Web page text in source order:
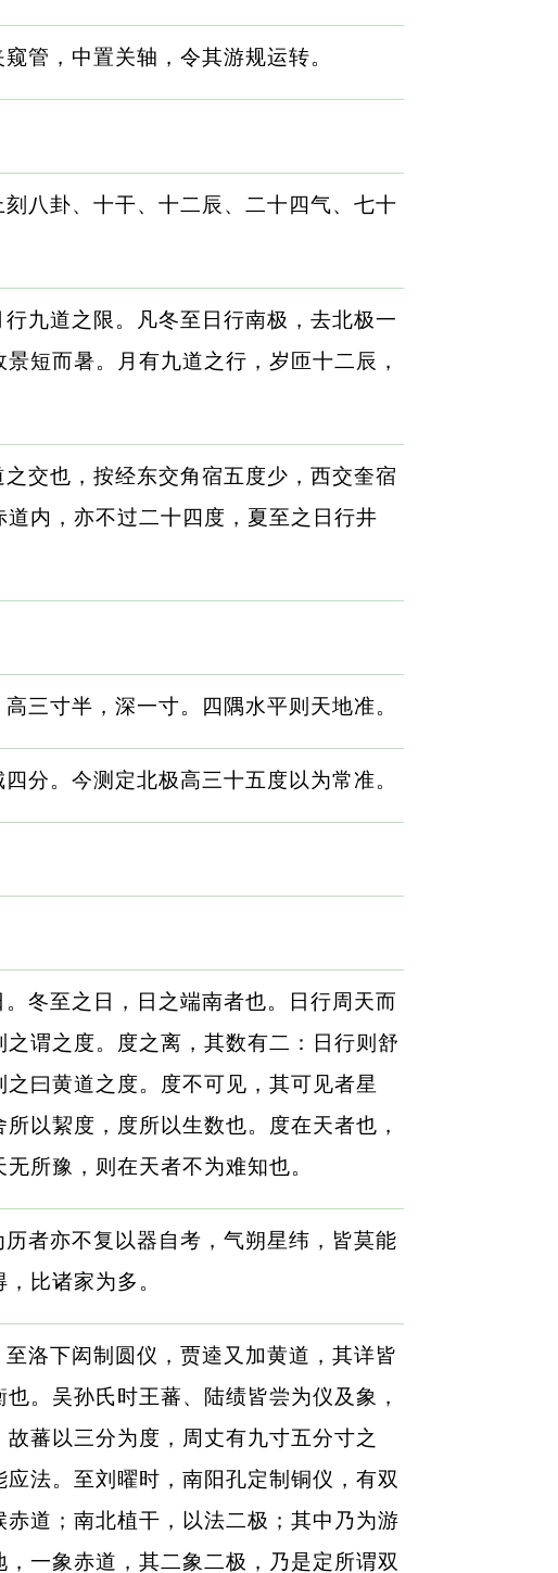
管，中置关轴，令其游规运转。
八卦、十干、十二辰、二十四气、七十
九道之限。凡冬至日行南极，去北极一
短而暑。月有九道之行，岁匝十二辰，
交也，按经东交角宿五度少，西交奎宿
内，亦不过二十四度，夏至之日行井
三寸半，深一寸。四隅水平则天地准。
分。今测定北极高三十五度以为常准。
冬至之日，日之端南者也。日行周天而
谓之度。度之离，其数有二：日行则舒
曰黄道之度。度不可见，其可见者星
以絜度，度所以生数也。度在天者也，
所豫，则在天者不为难知也。
者亦不复以器自考，气朔星纬，皆莫能
比诸家为多。
洛下闳制圆仪，贾逵又加黄道，其详皆
。吴孙氏时王蕃、陆绩皆尝为仪及象，
蕃以三分为度，周丈有九寸五分寸之
法。至刘曜时，南阳孔定制铜仪，有双
道；南北植干，以法二极；其中乃为游
一象赤道，其二象二极，乃是定所谓双